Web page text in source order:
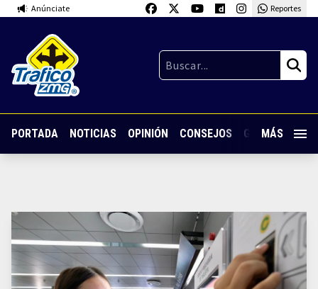
Anúnciate Reportes
PORTADA NOTICIAS OPINIÓN CONSEJOS GUARDIA
MÁS